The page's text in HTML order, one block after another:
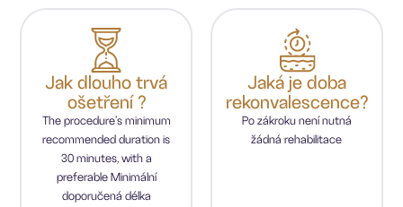
Jak dlouho trvá
ošetření ?
The procedure’s minimum
recommended duration is
30 minutes, with a
preferable Minimální
doporučená délka
Jaká je doba
rekonvalescence?
Po zákroku není nutná
žádná rehabilitace